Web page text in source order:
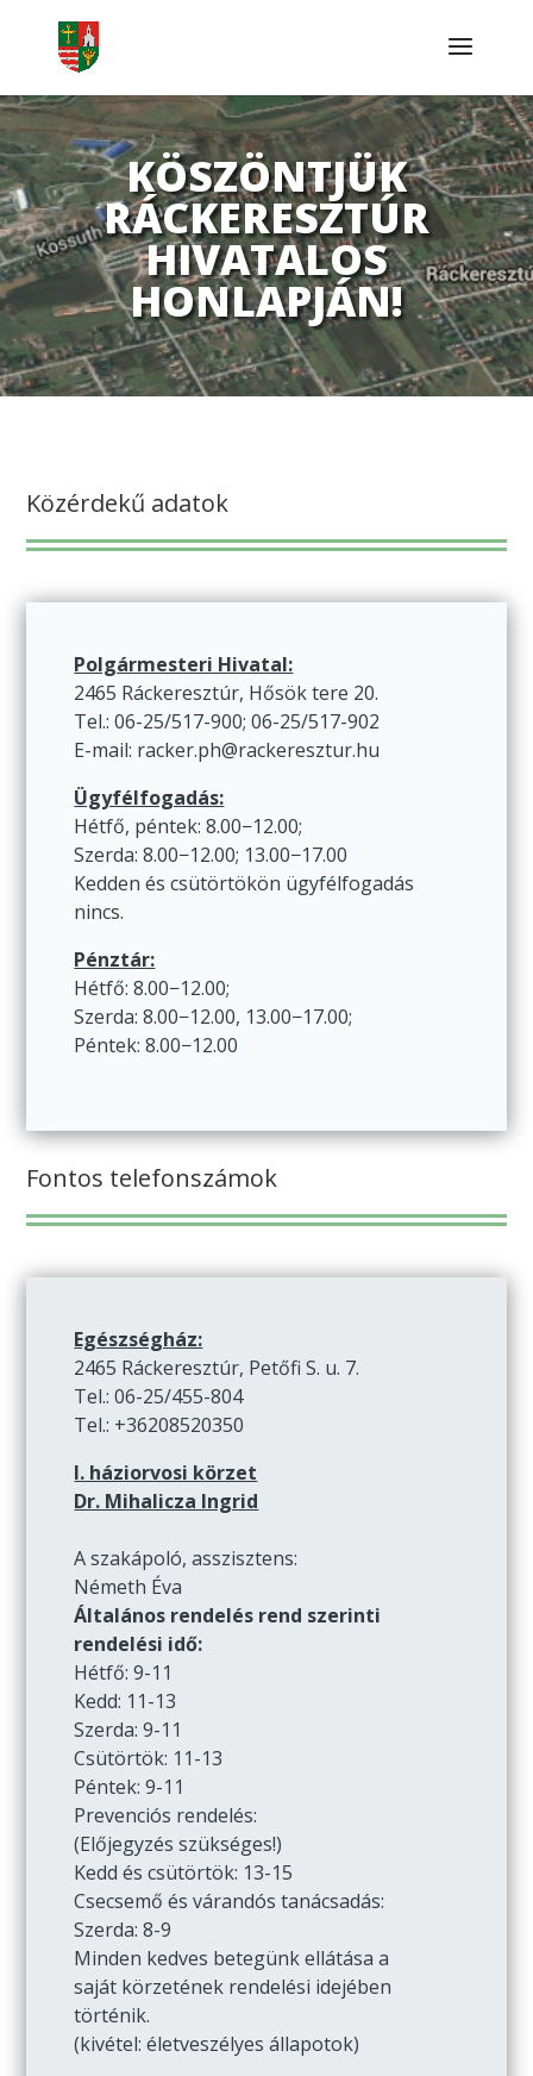
KÖSZÖNTJÜK
RÁCKERESZTÚR
HIVATALOS
HONLAPJÁN!
Közérdekű adatok
Polgármesteri Hivatal:
2465 Ráckeresztúr, Hősök tere 20.
Tel.: 06-25/517-900; 06-25/517-902
E-mail: racker.ph@rackeresztur.hu
Ügyfélfogadás:
Hétfő, péntek: 8.00−12.00;
Szerda: 8.00−12.00; 13.00−17.00
Kedden és csütörtökön ügyfélfogadás
nincs.
Pénztár:
Hétfő: 8.00−12.00;
Szerda: 8.00−12.00, 13.00−17.00;
Péntek: 8.00−12.00
Fontos telefonszámok
Egészségház:
2465 Ráckeresztúr, Petőfi S. u. 7.
Tel.: 06-25/455-804
Tel.: +36208520350
I. háziorvosi körzet
Dr. Mihalicza Ingrid
A szakápoló, asszisztens:
Németh Éva
Általános rendelés rend szerinti
rendelési idő:
Hétfő: 9-11
Kedd: 11-13
Szerda: 9-11
Csütörtök: 11-13
Péntek: 9-11
Prevenciós rendelés:
(Előjegyzés szükséges!)
Kedd és csütörtök: 13-15
Csecsemő és várandós tanácsadás:
Szerda: 8-9
Minden kedves betegünk ellátása a
saját körzetének rendelési idejében
történik.
(kivétel: életveszélyes állapotok)